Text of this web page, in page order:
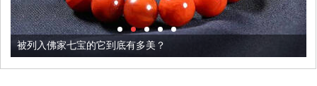
被列入佛家七宝的它到底有多美？